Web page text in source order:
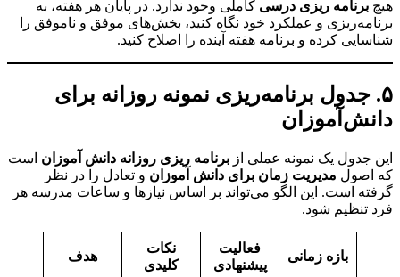
برنامه ریزی درسیکاملی وجود ندارد. در پایان هر هفته، به
و عملکرد خود نگاه کنید، بخش‌های موفق و ناموفق را
کرده و برنامه هفته آینده را اصلاح کنید.
جدول برنامه‌ریزی نمونه روزانه برای
جدول یک نمونه عملی ازبرنامه ریزی روزانه دانش آموزاناست
مدیریت زمان برای دانش آموزانو تعادل را در نظر
است. این الگو می‌تواند بر اساس نیازها و ساعات مدرسه هر
شود.
بازه زمانی
فعالیت
پیشنهادی
نکات
کلیدی
هدف